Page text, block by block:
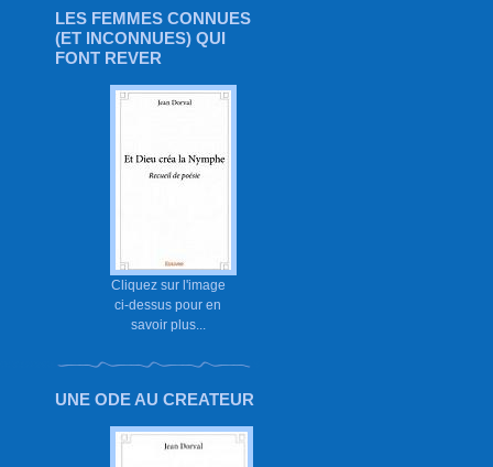
LES FEMMES CONNUES
(ET INCONNUES) QUI
FONT REVER
Cliquez sur l'image
ci-dessus pour en
savoir plus...
UNE ODE AU CREATEUR